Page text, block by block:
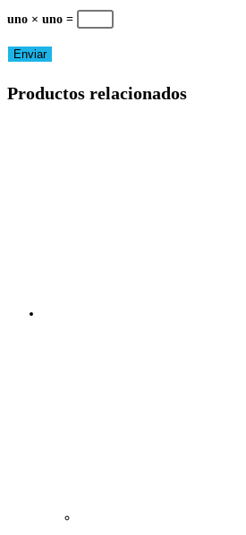
uno × uno =
Productos relacionados